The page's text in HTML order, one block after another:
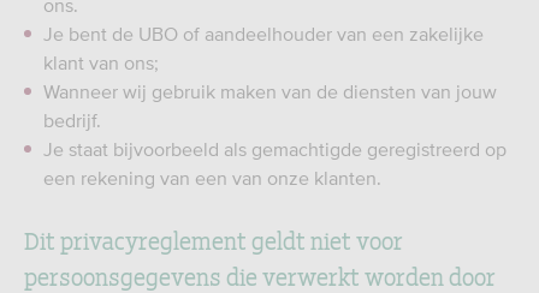
ons.
Je bent de UBO of aandeelhouder van een zakelijke
klant van ons;
Wanneer wij gebruik maken van de diensten van jouw
bedrijf.
Je staat bijvoorbeeld als gemachtigde geregistreerd op
een rekening van een van onze klanten.
Dit privacyreglement geldt niet voor
persoonsgegevens die verwerkt worden door